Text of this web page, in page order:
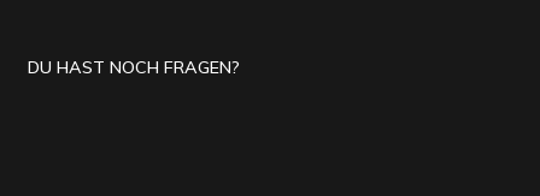
DU HAST NOCH FRAGEN?